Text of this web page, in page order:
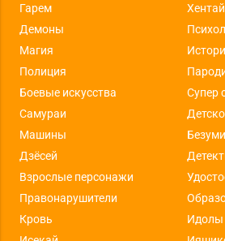
Гарем
Хентай
Демоны
Магия
Полиция
Боевые искусства
Супер
Самураи
Машины
Дзёсей
Взрослые персонажи
Правонарушители
Кровь
Идолы